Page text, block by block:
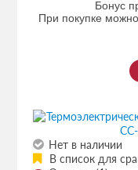
Бонус
При покупке
Нет в наличии
В список для